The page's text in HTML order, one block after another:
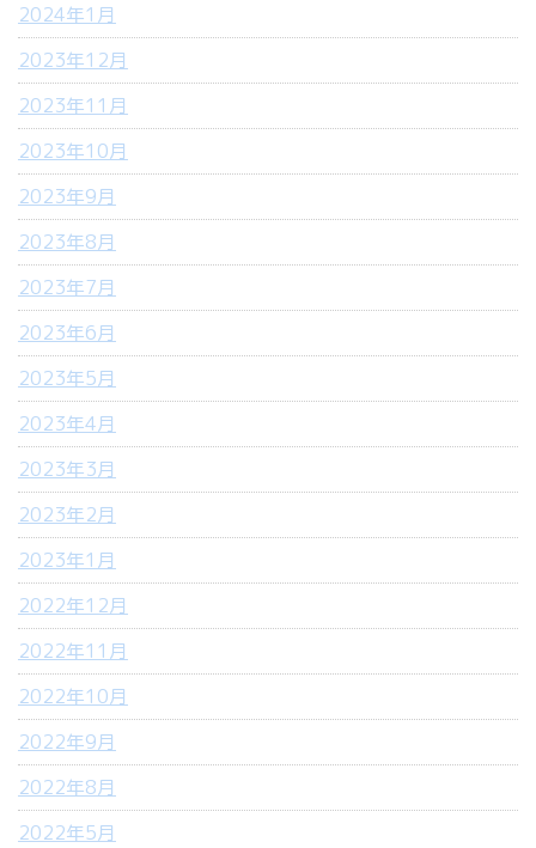
2024年1月
2023年12月
2023年11月
2023年10月
2023年9月
2023年8月
2023年7月
2023年6月
2023年5月
2023年4月
2023年3月
2023年2月
2023年1月
2022年12月
2022年11月
2022年10月
2022年9月
2022年8月
2022年5月